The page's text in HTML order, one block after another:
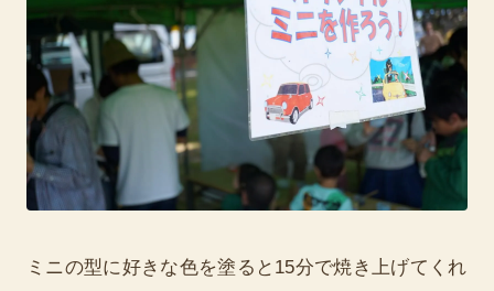
ミニの型に好きな色を塗ると15分で焼き上げてくれ